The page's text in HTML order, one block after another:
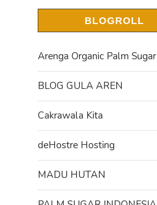
BLOGROLL
Arenga Organic Palm Sugar
BLOG GULA AREN
Cakrawala Kita
deHostre Hosting
MADU HUTAN